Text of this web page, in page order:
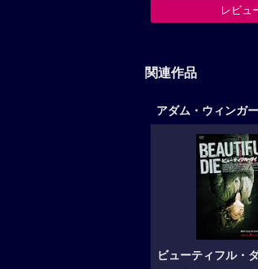
レビュ
関連作品
アダム・ウィンガ
ビューティフル・